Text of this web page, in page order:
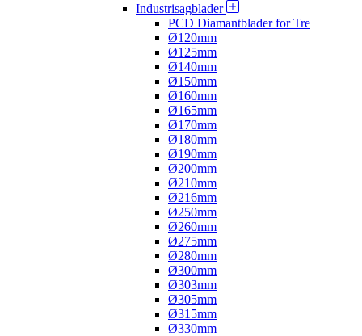
Industrisagblader
PCD Diamantblader for Tre
Ø120mm
Ø125mm
Ø140mm
Ø150mm
Ø160mm
Ø165mm
Ø170mm
Ø180mm
Ø190mm
Ø200mm
Ø210mm
Ø216mm
Ø250mm
Ø260mm
Ø275mm
Ø280mm
Ø300mm
Ø303mm
Ø305mm
Ø315mm
Ø330mm